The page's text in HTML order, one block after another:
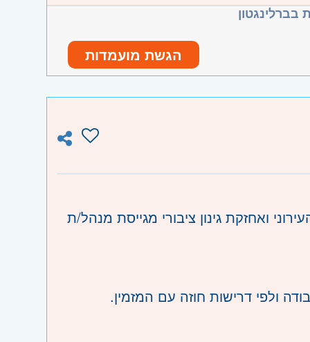
+ פסיכומטרי 680+
וגבעת שמואל, חולון ובת-ים, מודיעין,
השרון, ראש העין, הרצליה ורמת השרון
ערד וים המלח
הגשת מועמדות
ואחזקת גינון ציבורי מגייסת מנהל/ת
ולפי דרישות חוזה עם המזמין.